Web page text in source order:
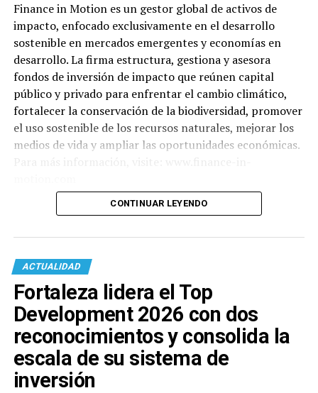
Finance in Motion es un gestor global de activos de
impacto, enfocado exclusivamente en el desarrollo
sostenible en mercados emergentes y economías en
desarrollo. La firma estructura, gestiona y asesora
fondos de inversión de impacto que reúnen capital
público y privado para enfrentar el cambio climático,
fortalecer la conservación de la biodiversidad, promover
el uso sostenible de los recursos naturales, mejorar los
medios de vida y ampliar las oportunidades económicas.
CONTINUAR LEYENDO
ACTUALIDAD
Fortaleza lidera el Top
Development 2026 con dos
reconocimientos y consolida la
escala de su sistema de
inversión